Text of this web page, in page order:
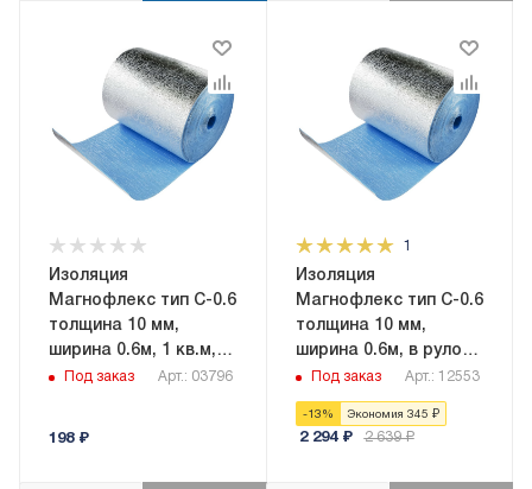
Изоляция
Магнофлекс тип C-0.6
толщина 10 мм,
ширина 0.6м, 1 кв.м,
самоклеящаяся
Под заказ Арт.: 03796
198₽
1
Изоляция
Магнофлекс тип C-0.6
толщина 10 мм,
ширина 0.6м, в рулоне
9 кв.м,
самоклеящаяся
Под заказ Арт.: 12553
-13 % Экономия 345 ₽
2 294₽ 2 639₽